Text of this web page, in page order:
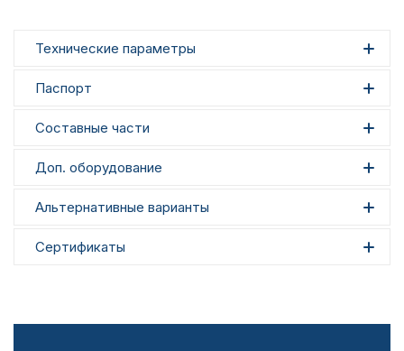
Технические параметры
Паспорт
Составные части
Доп. оборудование
Альтернативные варианты
Сертификаты